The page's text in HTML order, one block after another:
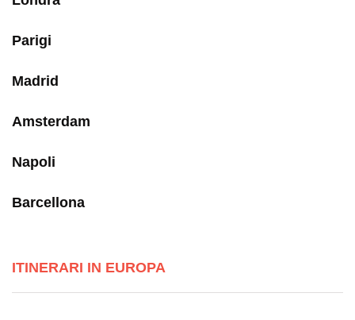
Parigi
Madrid
Amsterdam
Napoli
Barcellona
ITINERARI IN EUROPA